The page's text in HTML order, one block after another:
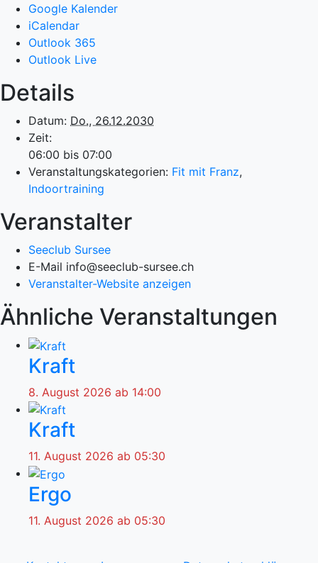
Google Kalender
iCalendar
Outlook 365
Outlook Live
Details
Datum: Do., 26.12.2030
Zeit:
06:00 bis 07:00
Veranstaltungskategorien: Fit mit Franz,
Indoortraining
Veranstalter
Seeclub Sursee
E-Mail info@seeclub-sursee.ch
Veranstalter-Website anzeigen
Ähnliche Veranstaltungen
Kraft
8. August 2026 ab 14:00
Kraft
11. August 2026 ab 05:30
Ergo
11. August 2026 ab 05:30